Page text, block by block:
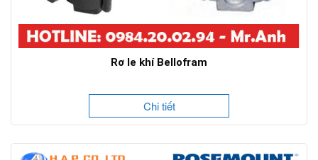
Rơ le khí Bellofram
Chi tiết